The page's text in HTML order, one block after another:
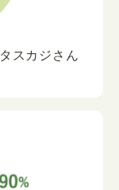
タスカジさん